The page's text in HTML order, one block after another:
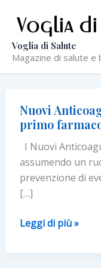
contenuto
Voglia di Salute
Magazine di salute e
Nuovi
primo
I Nuovi
assumendo un
prevenzione di
[…]
Nuovi
Leggi di più »